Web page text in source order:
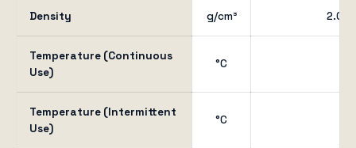
Density g/cm³ 2.0 –
Temperature (Continuous
Use)
°C
Temperature (Intermittent
Use)
°C